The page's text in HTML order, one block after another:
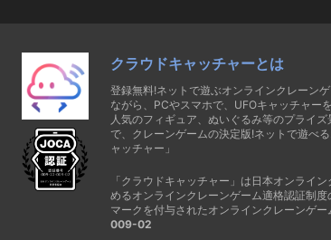
クラウドキャッチャーとは
登録無料!ネットで遊ぶオンラインクレーン
ながら、PCやスマホで、UFOキャッチャー
人気のフィギュア、ぬいぐるみ等のプライ
で、クレーンゲームの決定版!ネットで遊べ
ャッチャー」
「クラウドキャッチャー」は日本オンライ
めるオンラインクレーンゲーム適格認証制
マークを付与されたオンラインクレーンゲー
009-02